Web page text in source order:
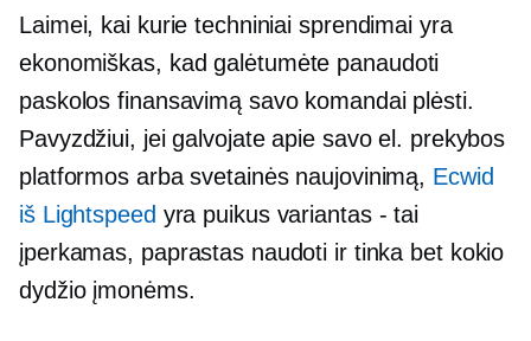
Laimei, kai kurie techniniai sprendimai yra
ekonomiškas, kad galėtumėte panaudoti
paskolos finansavimą savo komandai plėsti.
Pavyzdžiui, jei galvojate apie savo el. prekybos
platformos arba svetainės naujovinimą, Ecwid
iš Lightspeed yra puikus variantas - tai
įperkamas, paprastas naudoti ir tinka bet kokio
dydžio įmonėms.